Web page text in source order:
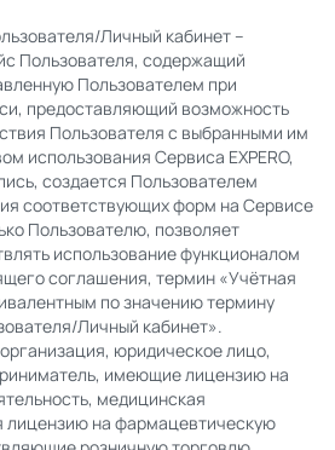
Личный кабинет –
Пользователя, содержащий
Пользователем при
предоставляющий возможность
Пользователя с выбранными им
использования Сервиса EXPERO,
создается Пользователем
соответствующих форм на Сервисе
Пользователю, позволяет
использование функционалом
соглашения, термин «Учётная
по значению термину
Личный кабинет».
юридическое лицо,
имеющие лицензию на
медицинская
на фармацевтическую